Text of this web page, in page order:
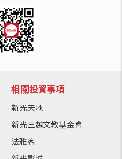
相關投資事項
新光天地
新光三越文教基金會
法雅客